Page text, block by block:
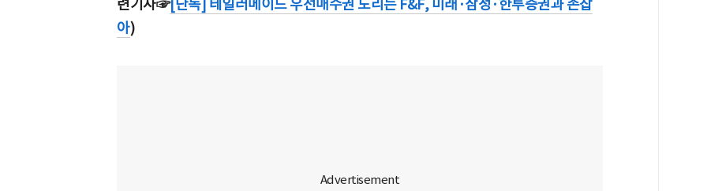
련기사☞[단독] 테일러메이드 우선매수권 노리는 F&F, 미래·삼성·한투증권과 손잡
아)